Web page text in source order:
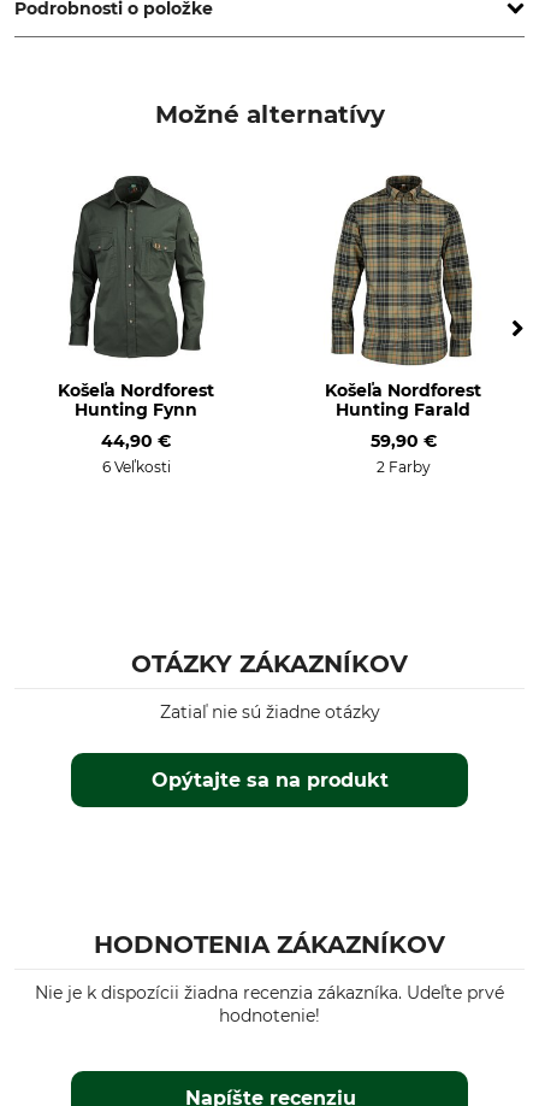
Podrobnosti o položke
3% Elastan
Pranie
30 °C nenáročné na
starostlivosť
Bielenie
Nebieľte
Sušenie
Žehlenie
Profesionálna starostlivosť
Nečistite nasucho
Možné alternatívy
Košeľa Nordforest
Hunting Fynn
44,90 €
6 Veľkosti
Košeľa Nordforest
Hunting Farald
59,90 €
2 Farby
OTÁZKY ZÁKAZNÍKOV
Opýtajte sa na produkt
Zatiaľ nie sú žiadne otázky
HODNOTENIA ZÁKAZNÍKOV
Nie je k dispozícii žiadna recenzia zákazníka. Udeľte prvé
hodnotenie!
Napíšte recenziu